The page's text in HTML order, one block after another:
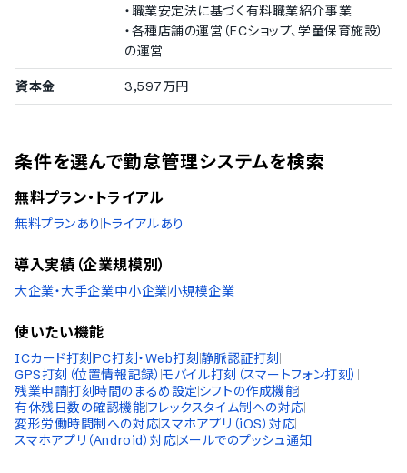
・職業安定法に基づく有料職業紹介事業
・各種店舗の運営（ECショップ、学童保育施設）
の運営
資本金 3,597万円
条件を選んで勤怠管理システムを検索
無料プラン・トライアル
無料プランあり トライアルあり
導入実績（企業規模別）
大企業・大手企業中小企業小規模企業
使いたい機能
ICカード打刻 PC打刻・Web打刻 静脈認証打刻
GPS打刻（位置情報記録）モバイル打刻（スマートフォン打刻）
残業申請打刻時間のまるめ設定シフトの作成機能
有休残日数の確認機能フレックスタイム制への対応
変形労働時間制への対応スマホアプリ（iOS）対応
スマホアプリ（Android）対応メールでのプッシュ通知